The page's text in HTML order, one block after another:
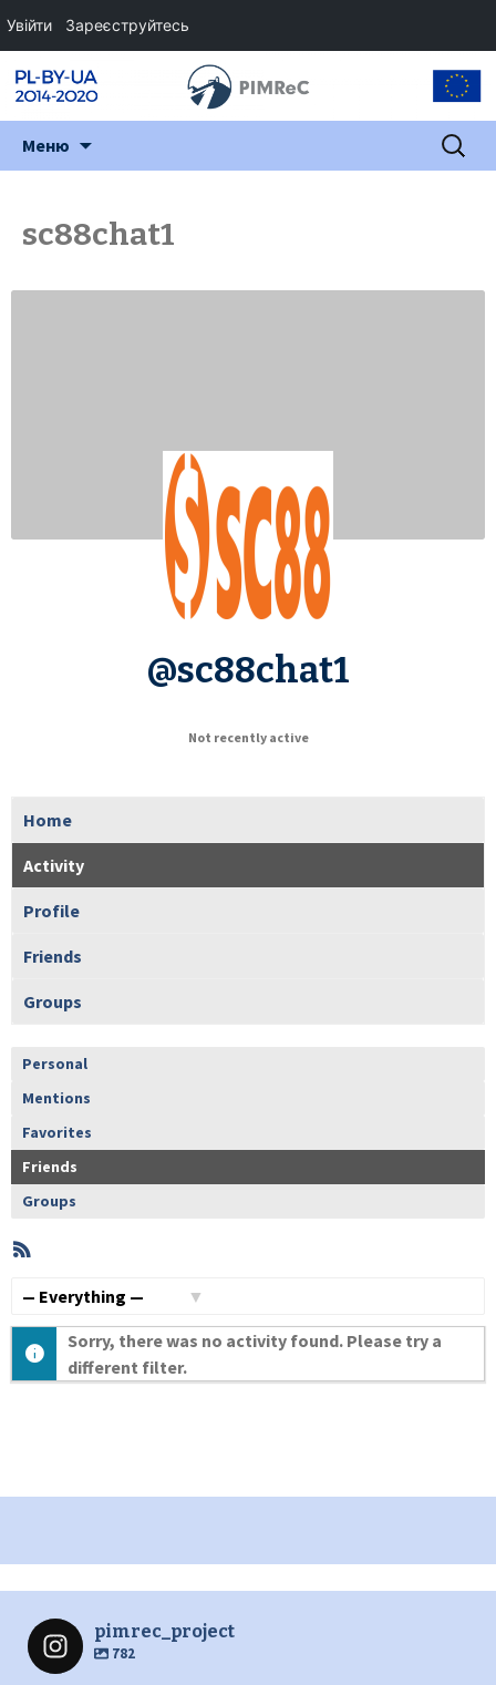
Меню Пошук:
sc88chat1
@sc88chat1
Not recently active
Home
Activity
Profile
Friends
Groups
Personal
Mentions
Favorites
Friends
Groups
Member
Activities
Sorry, there was no activity found. Please try a
different filter.
pimrec_project
782
Увійти Зареєструйтесь